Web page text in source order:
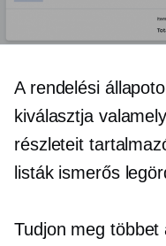
A rendelési
kiválasztja
részleteit
listák ismerős
Tudjon meg többet